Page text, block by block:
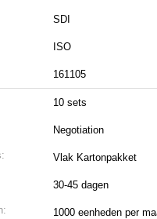
SDI
ISO
161105
10 sets
Negotiation
Vlak Kartonpakket
30-45 dagen
1000 eenheden per